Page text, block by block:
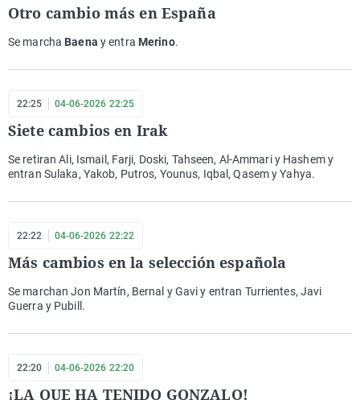
Otro cambio más en España
Se marcha Baena y entra Merino.
22:25 04-06-2026 22:25
Siete cambios en Irak
Se retiran Ali, Ismail, Farji, Doski, Tahseen, Al-Ammari y Hashem y
entran Sulaka, Yakob, Putros, Younus, Iqbal, Qasem y Yahya.
22:22 04-06-2026 22:22
Más cambios en la selección española
Se marchan Jon Martín, Bernal y Gavi y entran Turrientes, Javi
Guerra y Pubill.
22:20 04-06-2026 22:20
¡LA QUE HA TENIDO GONZALO!